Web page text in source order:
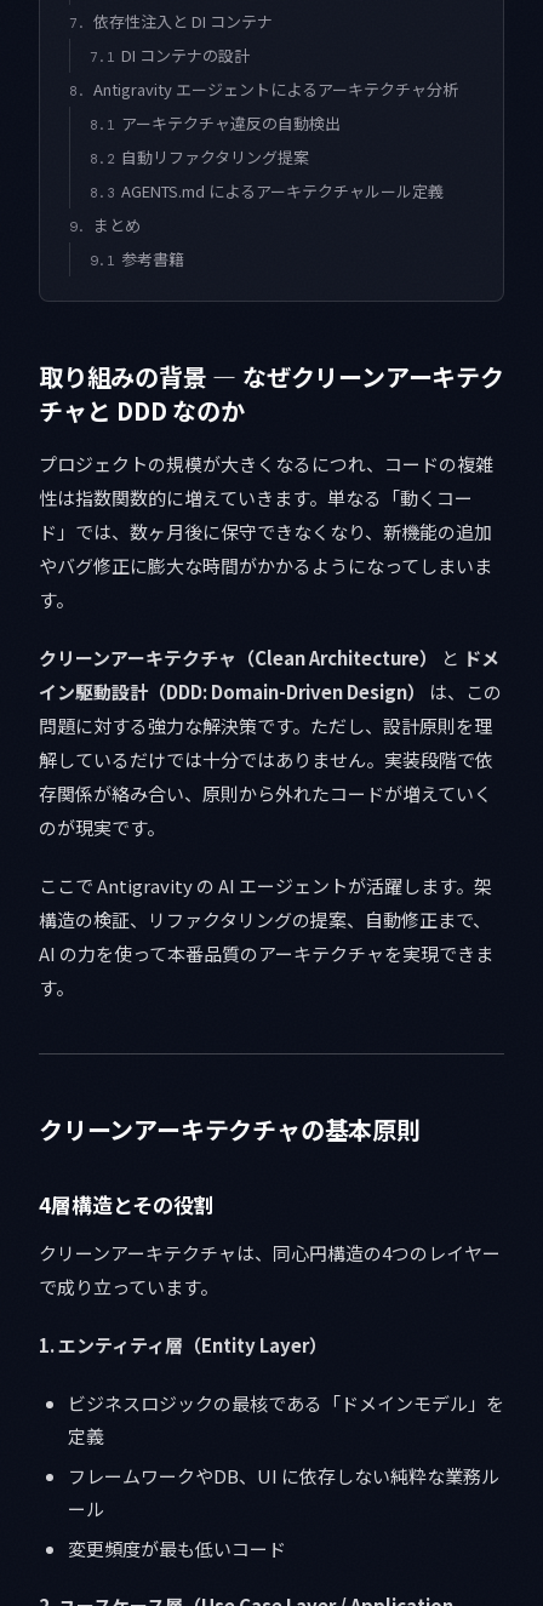
7. 依存性注入と DI コンテナ
7.1 DI コンテナの設計
8. Antigravity エージェントによるアーキテクチャ分析
8.1 アーキテクチャ違反の自動検出
8.2 自動リファクタリング提案
8.3 AGENTS.md によるアーキテクチャルール定義
9. まとめ
9.1 参考書籍
取り組みの背景 — なぜクリーンアーキテク
チャと DDD なのか
プロジェクトの規模が大きくなるにつれ、コードの複雑
性は指数関数的に増えていきます。単なる「動くコー
ド」では、数ヶ月後に保守できなくなり、新機能の追加
やバグ修正に膨大な時間がかかるようになってしまいま
す。
クリーンアーキテクチャ（Clean Architecture） と ドメ
イン駆動設計（DDD: Domain-Driven Design）
は、この
問題に対する強力な解決策です。ただし、設計原則を理
解しているだけでは十分ではありません。実装段階で依
存関係が絡み合い、原則から外れたコードが増えていく
のが現実です。
ここで Antigravity の AI エージェントが活躍します。架
構造の検証、リファクタリングの提案、自動修正まで、
AI の力を使って本番品質のアーキテクチャを実現できま
す。
クリーンアーキテクチャの基本原則
4層構造とその役割
クリーンアーキテクチャは、同心円構造の4つのレイヤー
で成り立っています。
1. エンティティ層（Entity Layer）
ビジネスロジックの最核である「ドメインモデル」を
定義
フレームワークやDB、UI に依存しない純粋な業務ル
ール
変更頻度が最も低いコード